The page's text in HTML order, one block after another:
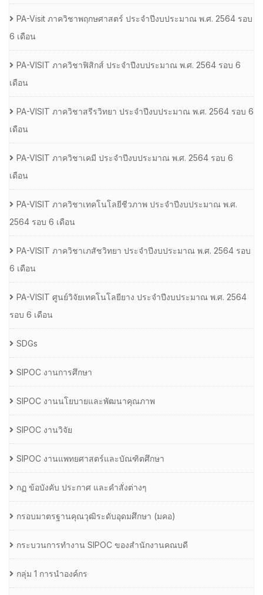
PA-Visit ภาควิชาพฤกษศาสตร์ ประจำปีงบประมาณ พ.ศ. 2564 รอบ
6 เดือน
PA-VISIT ภาควิชาฟิสิกส์ ประจำปีงบประมาณ พ.ศ. 2564 รอบ 6
เดือน
PA-VISIT ภาควิชาสรีรวิทยา ประจำปีงบประมาณ พ.ศ. 2564 รอบ 6
เดือน
PA-VISIT ภาควิชาเคมี ประจำปีงบประมาณ พ.ศ. 2564 รอบ 6
เดือน
PA-VISIT ภาควิชาเทคโนโลยีชีวภาพ ประจำปีงบประมาณ พ.ศ.
2564 รอบ 6 เดือน
PA-VISIT ภาควิชาเภสัชวิทยา ประจำปีงบประมาณ พ.ศ. 2564 รอบ
6 เดือน
PA-VISIT ศูนย์วิจัยเทคโนโลยียาง ประจำปีงบประมาณ พ.ศ. 2564
รอบ 6 เดือน
SDGs
SIPOC งานการศึกษา
SIPOC งานนโยบายและพัฒนาคุณภาพ
SIPOC งานวิจัย
SIPOC งานแพทยศาสตร์และบัณฑิตศึกษา
กฏ ข้อบังคับ ประกาศ และคำสั่งต่างๆ
กรอบมาตรฐานคุณวุฒิระดับอุดมศึกษา (มคอ)
กระบวนการทำงาน SIPOC ของสำนักงานคณบดี
กลุ่ม 1 การนำองค์กร